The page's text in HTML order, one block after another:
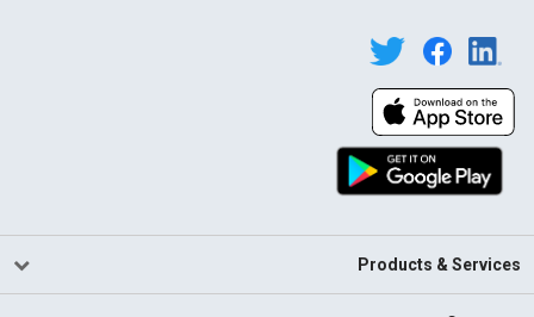
Products & Services